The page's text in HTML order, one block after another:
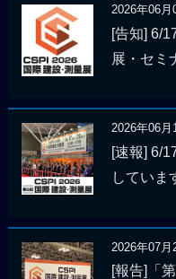
2026年06月
[告知] 6/
展・セミ
2026年06月
[速報] 6/
していま
2026年07月
[報告]「